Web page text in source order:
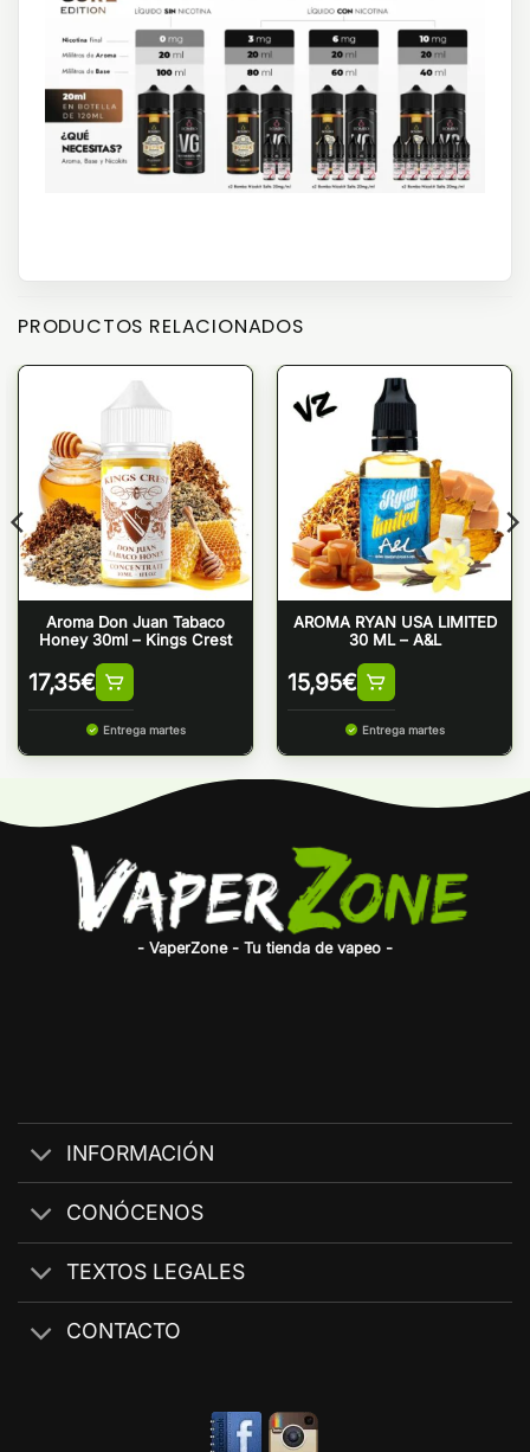
PRODUCTOS RELACIONADOS
Aroma Don Juan Tabaco
Honey 30ml – Kings Crest
17,35€
Entrega martes
AROMA RYAN USA LIMITED
30 ML – A&L
15,95€
Entrega martes
- VaperZone - Tu tienda de vapeo -
INFORMACIÓN
CONÓCENOS
TEXTOS LEGALES
CONTACTO